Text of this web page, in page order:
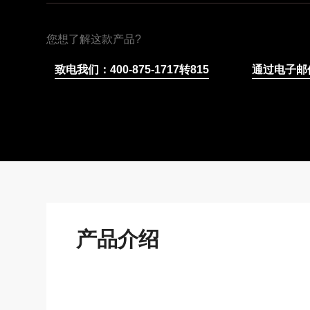
您想了解这款产品?
致电我们：400-875-1717转815 通过电子邮
产品介绍